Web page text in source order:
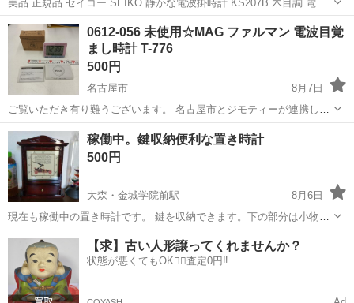
美品 正規品 セイコー SEIKO 静かな電波掛時計 KS207B 木目調 電波
時計 アンティーク調 木枠 自動受信 電池2個付き 汚れ等もなく綺麗で
す。問題なく動作しているもの 電波しっかり受信しています。 電...
愛知 名古屋市 時計
0612-056 未使用☆MAG ファルマン 電波目覚
まし時計 T-776
500円
名古屋市
8月7日
ご覧いただき有り難うございます。 名古屋市とジモティーが連携して
運営しています。 粗⼤ごみ等の減量を⽬的にまだ使えるものをリユー
スしています。 ★★★★★ ご自宅にある不要品を是非ジモティースポ
ットへお持ち込...
愛知 名古屋市 時計 リユース
稼働中。鍵収納便利な置き時計
500円
大森・金城学院前駅
8月6日
現在も稼働中の置き時計です。 鍵を収納できます。下の部分は小物入
れです。 ガラス面内側の汚れがありますが気にならない方よろしくお
願いいたします。 サイズは660mlのペットボトルを横に置きましたの
で、参考になさって下さい。...
愛知 名古屋市 大森・金城学院前駅 時計
【求】古い人形譲ってくれませんか？
状態が悪くてもOK🙆‍♀️査定0円‼️